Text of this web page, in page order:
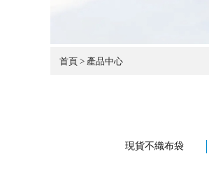
首頁 > 產品中心
現貨不織布袋